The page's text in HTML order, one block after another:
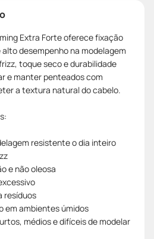
Extra Forte oferece fixação
desempenho na modelagem
toque seco e durabilidade
e manter penteados com
a textura natural do cabelo.
resistente o dia inteiro
e não oleosa
resíduos
em ambientes úmidos
médios e difíceis de modelar